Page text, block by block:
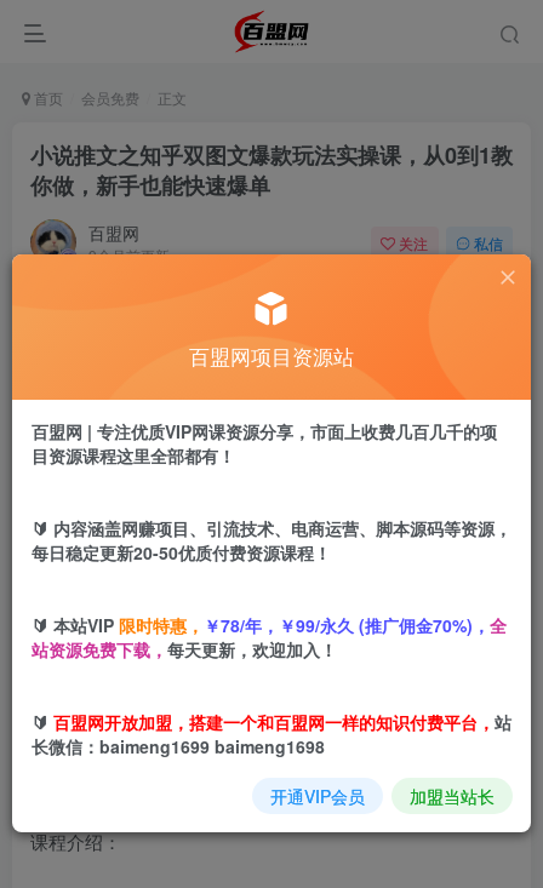
首页 会员免费 正文
小说推文之知乎双图文爆款玩法实操课，从0到1教
你做，新手也能快速爆单
百盟网
9个月前更新
关注 私信
盟币9.9
立即购买
小说推文之知乎双图文爆款玩法实操课，从0到1教你做，新
课程介绍：
百盟网项目资源站
百盟网 | 专注优质VIP网课资源分享，市面上收费几百几千的项
目资源课程这里全部都有！
🔰 内容涵盖网赚项目、引流技术、电商运营、脚本源码等资源，
每日稳定更新20-50优质付费资源课程！
🔰 本站VIP 限时特惠， ￥78/年，￥99/永久 (推广佣金70%)， 全
站资源免费下载， 每天更新，欢迎加入！
🔰 百盟网开放加盟，搭建一个和百盟网一样的知识付费平台， 站
长微信：baimeng1699 baimeng1698
开通VIP会员 加盟当站长